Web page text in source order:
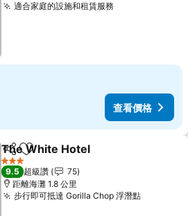
適合家庭的設施和租賃服務
查看價格
分享 加入我的最愛
The White Hotel
3 星級
9.5 超級讚
75
距離海灘 1.8 公里
步行即可抵達 Gorilla Chop 浮潛點查看價格